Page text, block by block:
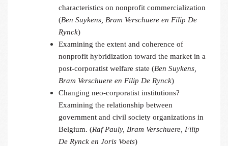
characteristics on nonprofit commercialization
(Ben Suykens, Bram Verschuere en Filip De
Rynck)
Examining the extent and coherence of
nonprofit hybridization toward the market in a
post-corporatist welfare state (Ben Suykens,
Bram Verschuere en Filip De Rynck)
Changing neo-corporatist institutions?
Examining the relationship between
government and civil society organizations in
Belgium. (Raf Pauly, Bram Verschuere, Filip
De Rynck en Joris Voets)